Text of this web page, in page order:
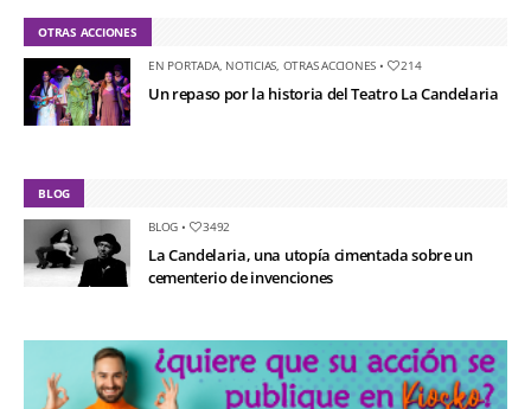
OTRAS ACCIONES
EN PORTADA, NOTICIAS OTRAS ACCIONES • 214
Un repaso por la historia del Teatro La Candelaria
BLOG
BLOG • 3492
La Candelaria, una utopía cimentada sobre un
cementerio de invenciones